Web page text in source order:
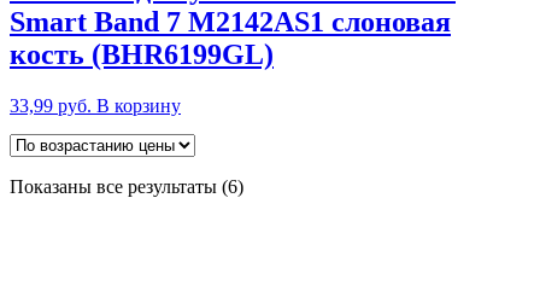
Smart Band 7 M2142AS1 слоновая
кость (BHR6199GL)
33,99 руб. В корзину
Показаны все результаты (6)Цены: